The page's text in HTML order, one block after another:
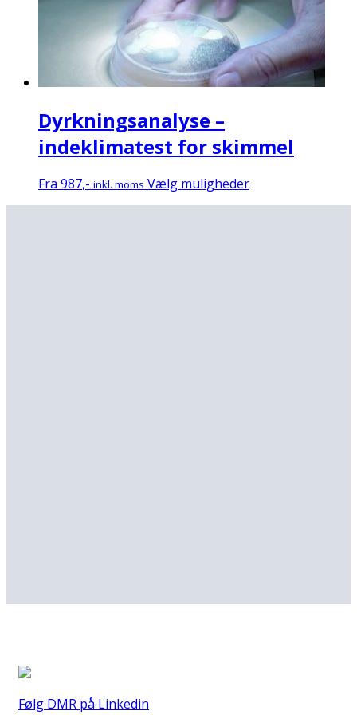
kan
vælges
på
varesiden
Dyrkningsanalyse –
indeklimatest for skimmel
Fra 987,- inkl. moms Vælg mulighederDette
vare
Følg DMR på Linkedin